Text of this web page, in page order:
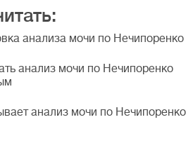
анализа мочи по Нечипоренко
анализ мочи по Нечипоренко
анализ мочи по Нечипоренко